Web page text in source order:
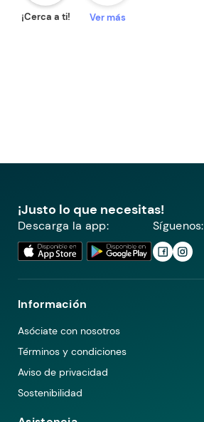
¡Cerca a ti! Ver más
¡Justo lo que necesitas!
Descarga la app: Síguenos:
Información
Asóciate con nosotros
Términos y condiciones
Aviso de privacidad
Sostenibilidad